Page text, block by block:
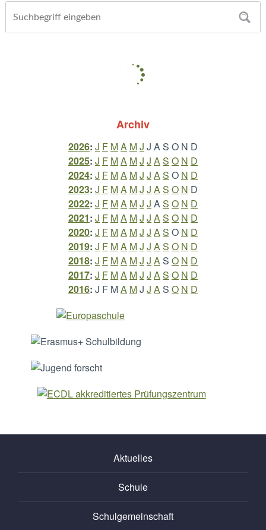
Archiv
2026: J F MA MJ J AS O N D
2025: J F MA MJ J AS O N D
2024: J F MA MJ J AS O N D
2023: J F MA MJ J AS O N D
2022: J F MA MJ J AS O N D
2021: J F MA MJ J AS O N D
2020: J F MA MJ J AS O N D
2019: J F MA MJ J AS O N D
2018: J F MA MJ J AS O N D
2017: J F MA MJ J AS O N D
2016: J F MA MJ J AS O N D
Aktuelles
Schule
Schulgemeinschaft